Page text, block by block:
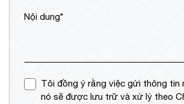
Nội dung*
Tôi đồng ý rằng việc gửi thông tin
nó sẽ được lưu trữ và xử lý theo